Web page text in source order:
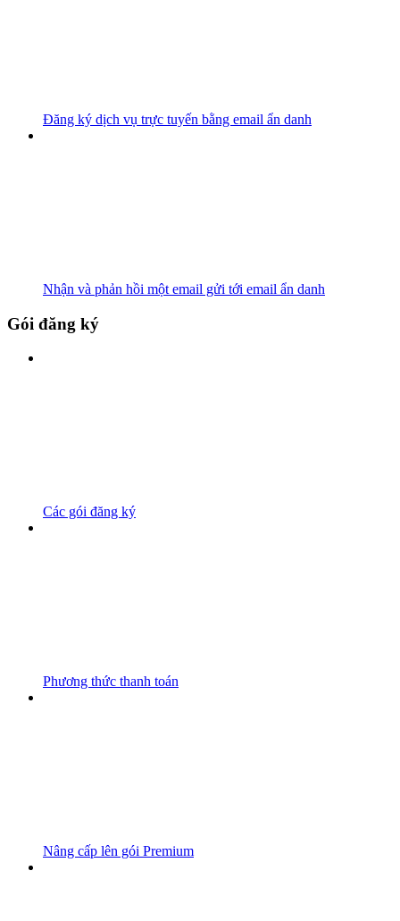
Đăng ký dịch vụ trực tuyến bằng email ẩn danh
Nhận và phản hồi một email gửi tới email ẩn danh
Gói đăng ký
Các gói đăng ký
Phương thức thanh toán
Nâng cấp lên gói Premium